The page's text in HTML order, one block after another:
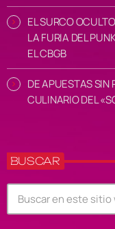
EL SURCO
LA FURIA DEL
EL CBGB
DE APUESTAS SIN
CULINARIO DEL
BUSCAR